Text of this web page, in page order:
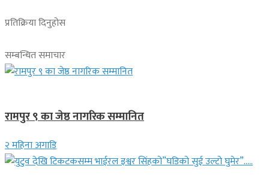
प्रतिक्रिया दिनुहोस
सम्बन्धित समाचार
रामपुर ९ का जेष्ठ नागरिक सम्मानित
२ महिना अगाडि